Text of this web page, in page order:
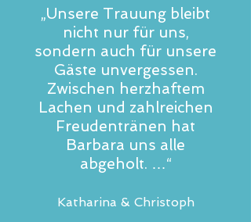
„Unsere Trauung bleibt
nicht nur für uns,
sondern auch für unsere
Gäste unvergessen.
Zwischen herzhaftem
Lachen und zahlreichen
Freudentränen hat
Barbara uns alle
abgeholt. …“
Katharina & Christoph